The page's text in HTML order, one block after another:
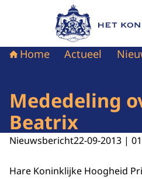
Naar de
Home Actueel
Mededeling
Beatrix
Nieuwsbericht22-09-2013 |
Hare Koninklijke Hoogheid